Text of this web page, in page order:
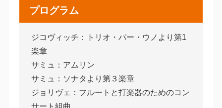
プログラム
ジコヴィッチ：トリオ・パー・ウノより第1
楽章
サミュ：アムリン
サミュ：ソナタより第３楽章
ジョリヴェ：フルートと打楽器のためのコン
サート組曲